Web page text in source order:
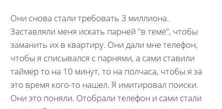
Они снова стали требовать 3 миллиона.
Заставляли меня искать парней "в теме", чтобы
заманить их в квартиру. Они дали мне телефон,
чтобы я списывался с парнями, а сами ставили
таймер то на 10 минут, то на полчаса, чтобы я за
это время кого-то нашел. Я имитировал поиски.
Они это поняли. Отобрали телефон и сами стали